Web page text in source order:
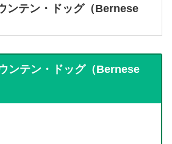
ンテン・ドッグ（Bernese
ンテン・ドッグ（Bernese